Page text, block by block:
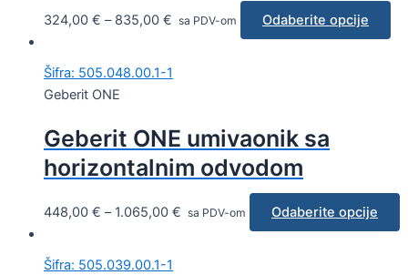
324,00 € – 835,00 € sa PDV-om Odaberite opcije
Šifra: 505.048.00.1-1
Geberit ONE
Geberit ONE umivaonik sa
horizontalnim odvodom
448,00 € – 1.065,00 € sa PDV-om Odaberite opcije
Šifra: 505.039.00.1-1